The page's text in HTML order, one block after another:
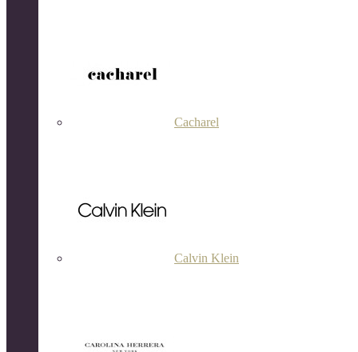
Cacharel
Calvin Klein